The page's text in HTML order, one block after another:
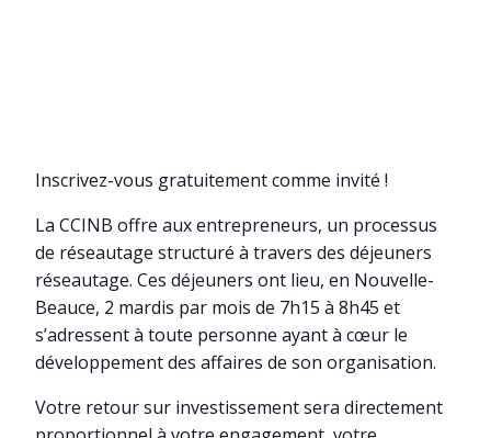
Inscrivez-vous gratuitement comme invité !
La CCINB offre aux entrepreneurs, un processus
de réseautage structuré à travers des déjeuners
réseautage. Ces déjeuners ont lieu, en Nouvelle-
Beauce, 2 mardis par mois de 7h15 à 8h45 et
s’adressent à toute personne ayant à cœur le
développement des affaires de son organisation.
Votre retour sur investissement sera directement